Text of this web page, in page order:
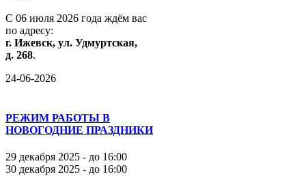
С 06 июля 2026 года ждём вас
по адресу:
г. Ижевск, ул. Удмуртская,
д. 268.
24-06-2026
РЕЖИМ РАБОТЫ В
НОВОГОДНИЕ ПРАЗДНИКИ
29 декабря 2025 - до 16:00
30 декабря 2025 - до 16:00